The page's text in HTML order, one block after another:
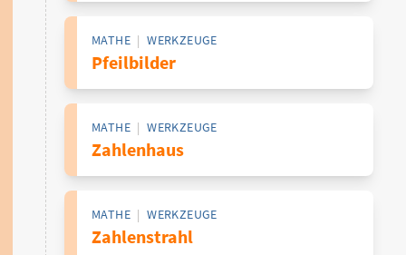
MATHE | WERKZEUGE
Pfeilbilder
MATHE | WERKZEUGE
Zahlenhaus
MATHE | WERKZEUGE
Zahlenstrahl